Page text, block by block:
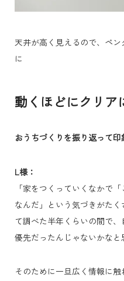
天井が高く見えるので、ペ
に
動くほどにクリア
おうちづくりを振り返って
L様：
「家をつくっていくなかで
なんだ」という気づきがた
て調べた半年くらいの間で
優先だったんじゃないかなと
そのために一旦広く情報に